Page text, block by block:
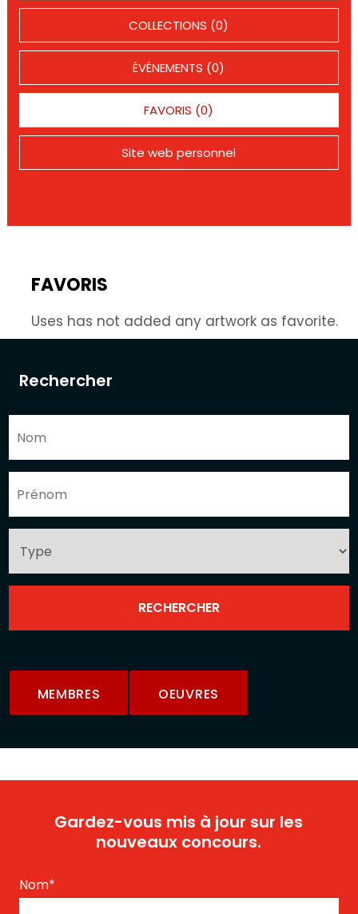
Rechercher
MEMBRES OEUVRES
COLLECTIONS (0)
ÉVÉNEMENTS (0)
FAVORIS (0)
Site web personnel
FAVORIS
Uses has not added any artwork as favorite.
Gardez-vous mis à jour sur les
nouveaux concours.
Nom*